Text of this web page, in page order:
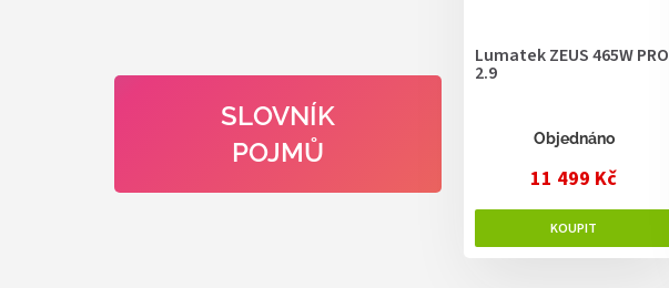
SLOVNÍK
POJMŮ
Lumatek ZEUS 465W PRO
2.9
Objednáno
11 499 Kč